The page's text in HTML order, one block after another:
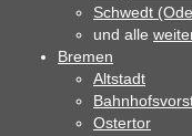
Schwedt
und alle
Bremen
Altstadt
Ostertor